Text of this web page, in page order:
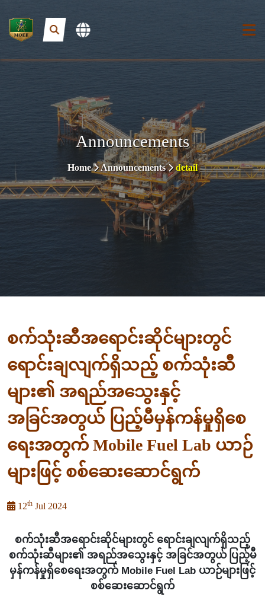
Announcements
Home Announcements detail
စက်သုံးဆီအရောင်းဆိုင်များတွင်
ရောင်းချလျက်ရှိသည့် စက်သုံးဆီ
များ၏ အရည်အသွေးနှင့်
အခြင်အတွယ် ပြည့်မီမှန်ကန်မှုရှိစေ
ရေးအတွက် Mobile Fuel Lab ယာဉ်
များဖြင့် စစ်ဆေးဆောင်ရွက်
12th Jul 2024
စက်သုံးဆီအရောင်းဆိုင်များတွင် ရောင်းချလျက်ရှိသည့်
စက်သုံးဆီများ၏ အရည်အသွေးနှင့် အခြင်အတွယ် ပြည့်မီ
မှန်ကန်မှုရှိစေရေးအတွက် Mobile Fuel Lab ယာဉ်များဖြင့်
စစ်ဆေးဆောင်ရွက်